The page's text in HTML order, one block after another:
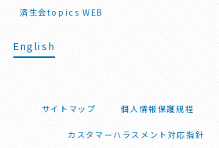
済生会topics WEB
English
サイトマップ 個人情報保護規程
カスタマーハラスメント対応指針